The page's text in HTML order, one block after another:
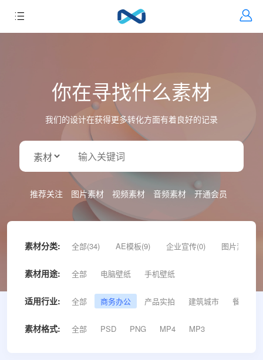
你在寻找什么素材
我们的设计在获得更多转化方面有着良好的记录
推荐关注 图片素材 视频素材 音频素材 开通会员
素材分类: 全部(34) AE模板(9) 企业宣传(0) 图片素材(9)
素材用途: 全部 电脑壁纸 手机壁纸
适用行业: 全部 商务办公 产品实拍 建筑城市 餐饮美食
素材格式: 全部 PSD PNG MP4 MP3